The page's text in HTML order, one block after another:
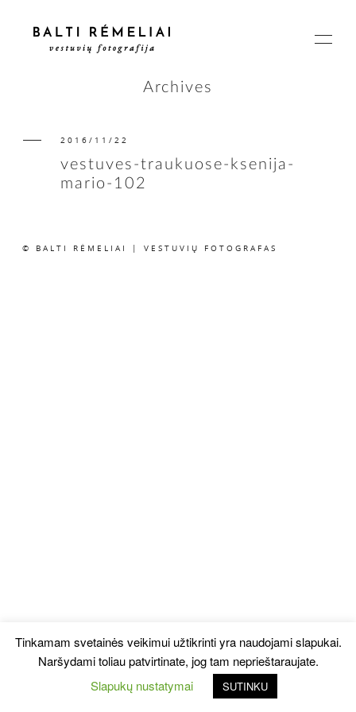
PAGRINDINIS
ISTORIJOS
Archives
2016/11/22
vestuves-traukuose-ksenija-
mario-102
© BALTI RĖMELIAI | VESTUVIŲ FOTOGRAFAS
Tinkamam svetainės veikimui užtikrinti yra naudojami slapukai.
Naršydami toliau patvirtinate, jog tam neprieštaraujate.
Slapukų nustatymai
SUTINKU